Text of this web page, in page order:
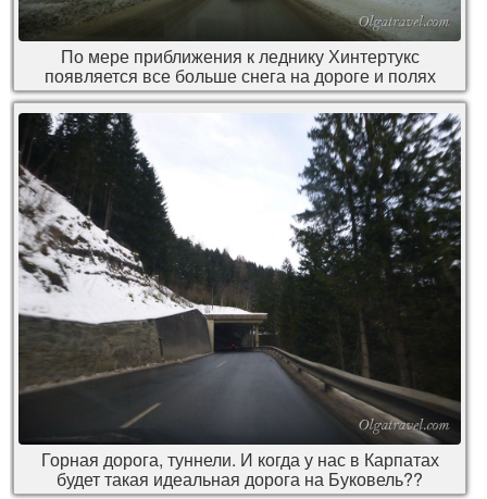
По мере приближения к леднику Хинтертукс
появляется все больше снега на дороге и полях
Горная дорога, туннели. И когда у нас в Карпатах
будет такая идеальная дорога на Буковель??